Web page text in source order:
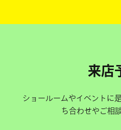
来店
ショールームやイベントに
ち合わせやご相